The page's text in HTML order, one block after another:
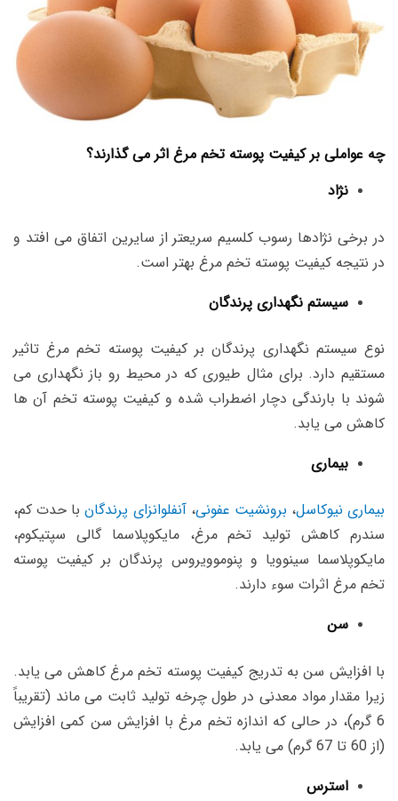
چه عواملی بر کیفیت پوسته تخم مرغ اثر می گذارند؟
نژاد
در برخی نژادها رسوب کلسیم سریعتر از سایرین اتفاق می افتد و
در نتیجه کیفیت پوسته تخم مرغ بهتر است.
سیستم نگهداری پرندگان
نوع سیستم نگهداری پرندگان بر کیفیت پوسته تخم مرغ تاثیر
مستقیم دارد. برای مثال طیوری که در محیط رو باز نگهداری می
شوند با بارندگی دچار اضطراب شده و کیفیت پوسته تخم آن ها
کاهش می یابد.
بیماری
بیماری نیوکاسل، برونشیت عفونی،آنفلوانزای پرندگانبا حدت کم،
سندرم کاهش تولید تخم مرغ، مایکوپلاسما گالی سپتیکوم،
مایکوپلاسما سینوویا و پنوموویروس پرندگان بر کیفیت پوسته
تخم مرغ اثرات سوء دارند.
سن
با افزایش سن به تدریج کیفیت پوسته تخم مرغ کاهش می یابد.
زیرا مقدار مواد معدنی در طول چرخه تولید ثابت می ماند (تقریباً
6 گرم)، در حالی که اندازه تخم مرغ با افزایش سن کمی افزایش
(از 60 تا 67 گرم) می یابد.
استرس